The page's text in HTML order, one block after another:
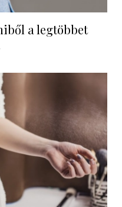
a legtöbbet